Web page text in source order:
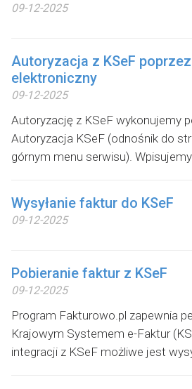
09-12-2025
Autoryzacja z KSeF
elektroniczny
09-12-2025
Autoryzację z KSeF wykonujemy
Autoryzacja KSeF (odnośnik do
górnym menu serwisu).
Wysyłanie faktur do KSeF
09-12-2025
Pobieranie faktur z KSeF
09-12-2025
Program Fakturowo.pl zapewnia
Krajowym Systemem e-Faktur
integracji z KSeF możliwe jest